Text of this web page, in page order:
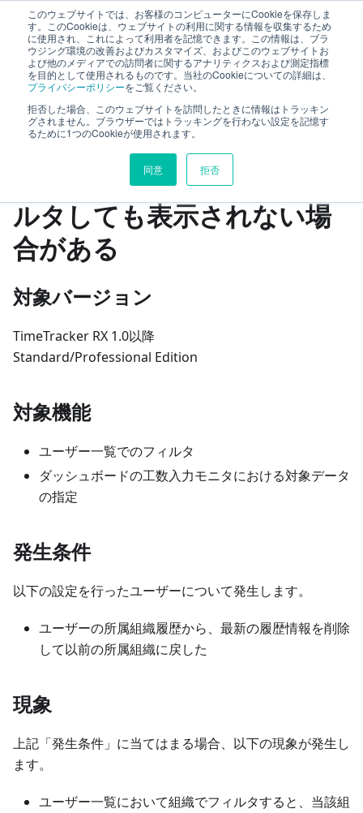
このウェブサイトでは、お客様のコンピューターにCookieを保存しま
す。このCookieは、ウェブサイトの利用に関する情報を収集するため
に使用され、これによって利用者を記憶できます。この情報は、ブラ
ウジング環境の改善およびカスタマイズ、およびこのウェブサイトお
よび他のメディアでの訪問者に関するアナリティクスおよび測定指標
を目的として使用されるものです。当社のCookieについての詳細は、
プライバシーポリシーをご覧ください。
拒否した場合、このウェブサイトを訪問したときに情報はトラッキン
グされません。ブラウザーではトラッキングを行わない設定を記憶す
るために1つのCookieが使用されます。
同意 拒否
TimeTracker RX ヘルプ
既知の問題
問題の詳細
このページの見出し
所属組織でユーザーをフィ
ルタしても表示されない場
合がある
対象バージョン
TimeTracker RX 1.0以降
Standard/Professional Edition
対象機能
ユーザー一覧でのフィルタ
ダッシュボードの工数入力モニタにおける対象データ
の指定
発生条件
以下の設定を行ったユーザーについて発生します。
ユーザーの所属組織履歴から、最新の履歴情報を削除
して以前の所属組織に戻した
現象
上記「発生条件」に当てはまる場合、以下の現象が発生し
ます。
ユーザー一覧において組織でフィルタすると、当該組